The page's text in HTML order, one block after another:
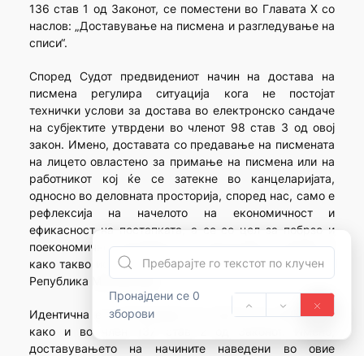
Пронајдени се 0
зборови
136 став 1 од Законот, се поместени во Главата Х со
наслов: „Доставување на писмена и разгледување на
списи“.
Според Судот предвидениот начин на достава на
писмена регулира ситуација кога не постојат
технички услови за достава во електронско сандаче
на субјектите утврдени во членот 98 став 3 од овој
закон. Имено, доставата со предавање на писмената
на лицето овластено за примање на писмена или на
работникот кој ќе се затекне во канцеларијата,
односно во деловната просторија, според нас, само е
рефлексија на начелото на економичност и
ефикасност на постапката, а се со цел за побрзо и
поекономично решавање на парничните спорови и
како такво истото не е во спротивност со Уставот на
Република Македонија.
Идентична е и ситуацијата во став 5 од членот 127,
како и во член 137 став 2 од Законот. Имено,
доставувањето на начините наведени во овие